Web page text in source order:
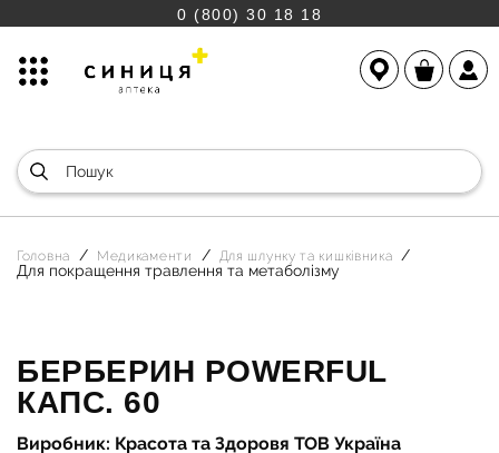
0 (800) 30 18 18
Головна Медикаменти Для шлунку та кишківника
Для покращення травлення та метаболізму
БЕРБЕРИН POWERFUL
КАПС. 60
Виробник: Красота та Здоровя ТОВ Україна